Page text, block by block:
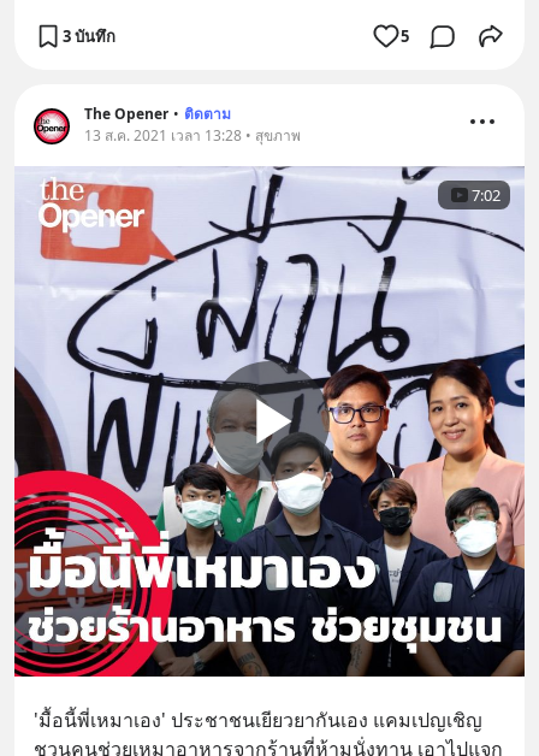
3 บันทึก 5
The Opener • ติดตาม
13 ส.ค. 2021 เวลา 13:28 • สุขภาพ
7:02
'มื้อนี้พี่เหมาเอง' ประชาชนเยียวยากันเอง แคมเปญเชิญ
ชวนคนช่วยเหมาอาหารจากร้านที่ห้ามนั่งทาน เอาไปแจก